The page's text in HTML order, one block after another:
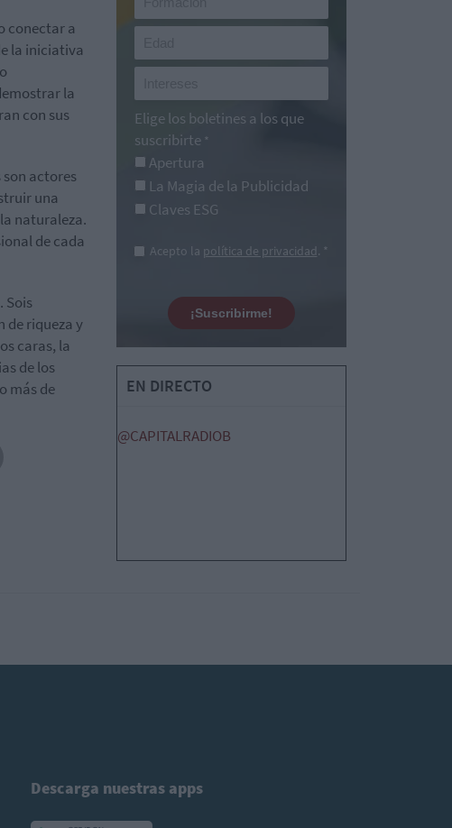
conectar a
la iniciativa
la
con sus
son actores
una
naturaleza.
de cada
Sois
de riqueza y
caras, la
de los
más de
Elige los boletines a los que
suscribirte *
Apertura
La Magia de la Publicidad
Claves ESG
Acepto la política de privacidad. *
¡Suscribirme!
EN DIRECTO
@CAPITALRADIOB
Descarga nuestras apps